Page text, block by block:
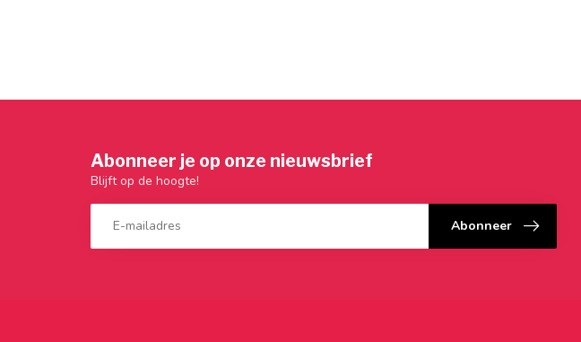
Abonneer je op onze nieuwsbrief
Blijft op de hoogte!
Abonneer